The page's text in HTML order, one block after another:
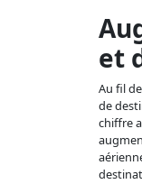
et
Au fil
de
chiffre